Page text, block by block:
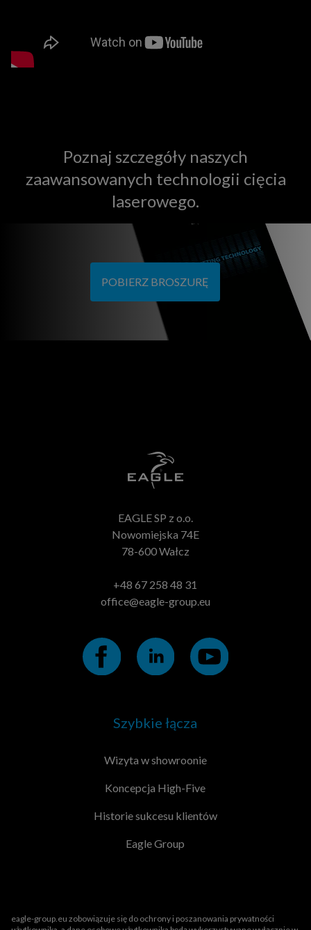
Poznaj szczegóły naszych
zaawansowanych technologii cięcia
laserowego.
POBIERZ BROSZURĘ
EAGLE SP z o.o.
Nowomiejska 74E
78-600 Wałcz
+48 67 258 48 31
office@eagle-group.eu
Szybkie łącza
Wizyta w showroonie
Koncepcja High-Five
Historie sukcesu klientów
Eagle Group
eagle-group.eu zobowiązuje się do ochrony i poszanowania prywatności